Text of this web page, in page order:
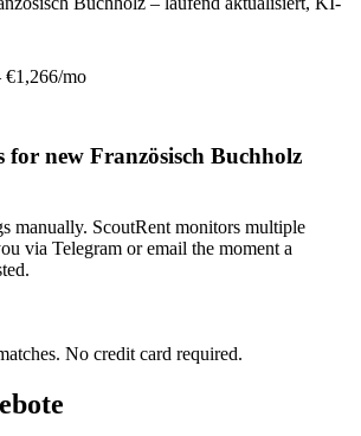
€1,266/mo
for new Französisch Buchholz
manually. ScoutRent monitors multiple
via Telegram or email the moment a
No credit card required.